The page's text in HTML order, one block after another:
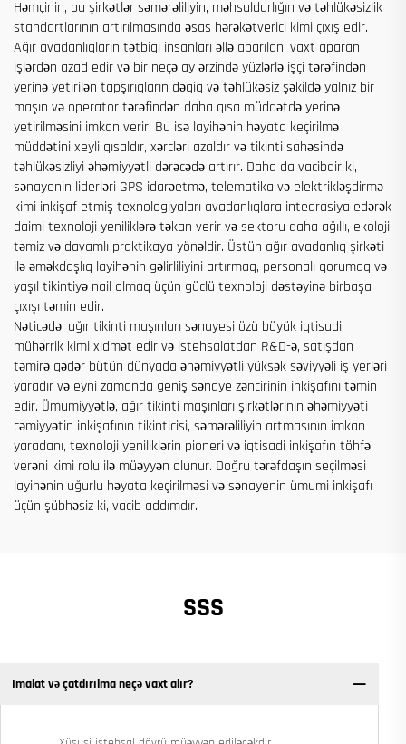
Həmçinin, bu şirkətlər səmərəliliyin, məhsuldarlığın və təhlükəsizlik
standartlarının artırılmasında əsas hərəkətverici kimi çıxış edir.
Ağır avadanlıqların tətbiqi insanları əllə aparılan, vaxt aparan
işlərdən azad edir və bir neçə ay ərzində yüzlərlə işçi tərəfindən
yerinə yetirilən tapşırıqların dəqiq və təhlükəsiz şəkildə yalnız bir
maşın və operator tərəfindən daha qısa müddətdə yerinə
yetirilməsini imkan verir. Bu isə layihənin həyata keçirilmə
müddətini xeyli qısaldır, xərcləri azaldır və tikinti sahəsində
təhlükəsizliyi əhəmiyyətli dərəcədə artırır. Daha da vacibdir ki,
sənayenin liderləri GPS idarəetmə, telematika və elektrikləşdirmə
kimi inkişaf etmiş texnologiyaları avadanlıqlara inteqrasiya edərək
daimi texnoloji yeniliklərə təkan verir və sektoru daha ağıllı, ekoloji
təmiz və davamlı praktikaya yönəldir. Üstün ağır avadanlıq şirkəti
ilə əməkdaşlıq layihənin gəlirliliyini artırmaq, personalı qorumaq və
yaşıl tikintiyə nail olmaq üçün güclü texnoloji dəstəyinə birbaşa
çıxışı təmin edir.
Nəticədə, ağır tikinti maşınları sənayesi özü böyük iqtisadi
mühərrik kimi xidmət edir və istehsalatdan R&D-ə, satışdan
təmirə qədər bütün dünyada əhəmiyyətli yüksək səviyyəli iş yerləri
yaradır və eyni zamanda geniş sənaye zəncirinin inkişafını təmin
edir. Ümumiyyətlə, ağır tikinti maşınları şirkətlərinin əhəmiyyəti
cəmiyyətin inkişafının tikinticisi, səmərəliliyin artmasının imkan
yaradanı, texnoloji yeniliklərin pioneri və iqtisadi inkişafın töhfə
verəni kimi rolu ilə müəyyən olunur. Doğru tərəfdaşın seçilməsi
layihənin uğurlu həyata keçirilməsi və sənayenin ümumi inkişafı
üçün şübhəsiz ki, vacib addımdır.
SSS
Imalat və çatdırılma neçə vaxt alır?